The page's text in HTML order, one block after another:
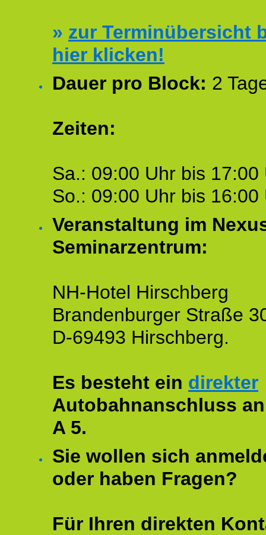
» zur Terminübersicht
hier klicken!
Dauer pro Block: 2
Zeiten:
Sa.: 09:00 Uhr bis 17:00
So.: 09:00 Uhr bis 16:00
Veranstaltung im
Seminarzentrum:
NH-Hotel Hirschberg
Brandenburger Straße
D-69493 Hirschberg.
Es besteht ein direkter
Autobahnanschluss
A 5.
Sie wollen sich
oder haben Fragen?
Für Ihren direkten